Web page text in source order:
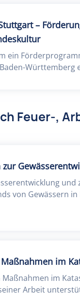
–
ein
Württemberg
Feuer-,
von Gewässern in
im
im
Arbeit